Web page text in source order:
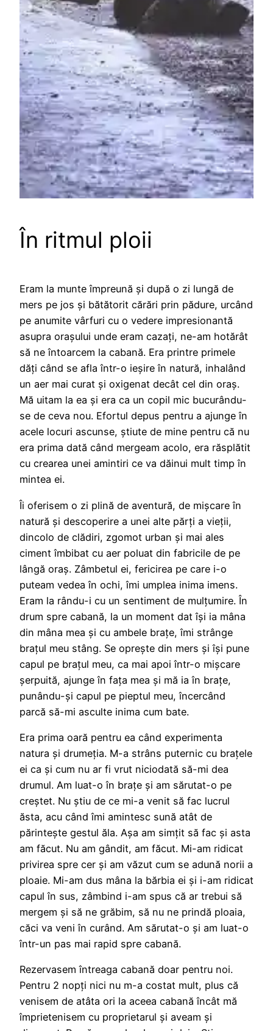
În ritmul ploii
Eram la munte împreună și după o zi lungă de
mers pe jos și bătătorit cărări prin pădure, urcând
pe anumite vârfuri cu o vedere impresionantă
asupra orașului unde eram cazați, ne-am hotărât
să ne întoarcem la cabană. Era printre primele
dăți când se afla într-o ieșire în natură, inhalând
un aer mai curat și oxigenat decât cel din oraș.
Mă uitam la ea și era ca un copil mic bucurându-
se de ceva nou. Efortul depus pentru a ajunge în
acele locuri ascunse, știute de mine pentru că nu
era prima dată când mergeam acolo, era răsplătit
cu crearea unei amintiri ce va dăinui mult timp în
mintea ei.
Îi oferisem o zi plină de aventură, de mișcare în
natură și descoperire a unei alte părți a vieții,
dincolo de clădiri, zgomot urban și mai ales
ciment îmbibat cu aer poluat din fabricile de pe
lângă oraș. Zâmbetul ei, fericirea pe care i-o
puteam vedea în ochi, îmi umplea inima imens.
Eram la rându-i cu un sentiment de mulțumire. În
drum spre cabană, la un moment dat își ia mâna
din mâna mea și cu ambele brațe, îmi strânge
brațul meu stâng. Se oprește din mers și își pune
capul pe brațul meu, ca mai apoi într-o mișcare
șerpuită, ajunge în fața mea și mă ia în brațe,
punându-și capul pe pieptul meu, încercând
parcă să-mi asculte inima cum bate.
Era prima oară pentru ea când experimenta
natura și drumeția. M-a strâns puternic cu brațele
ei ca și cum nu ar fi vrut niciodată să-mi dea
drumul. Am luat-o în brațe și am sărutat-o pe
creștet. Nu știu de ce mi-a venit să fac lucrul
ăsta, acu când îmi amintesc sună atât de
părintește gestul ăla. Așa am simțit să fac și asta
am făcut. Nu am gândit, am făcut. Mi-am ridicat
privirea spre cer și am văzut cum se adună norii a
ploaie. Mi-am dus mâna la bărbia ei și i-am ridicat
capul în sus, zâmbind i-am spus că ar trebui să
mergem și să ne grăbim, să nu ne prindă ploaia,
căci va veni în curând. Am sărutat-o și am luat-o
într-un pas mai rapid spre cabană.
Rezervasem întreaga cabană doar pentru noi.
Pentru 2 nopți nici nu m-a costat mult, plus că
venisem de atâta ori la aceea cabană încât mă
împrietenisem cu proprietarul și aveam și